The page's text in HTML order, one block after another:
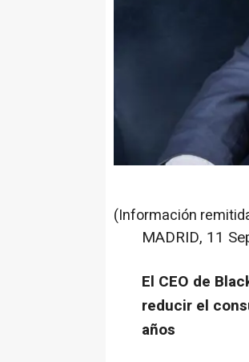
(Información
MADRID, 11
El CEO de
reducir el
años